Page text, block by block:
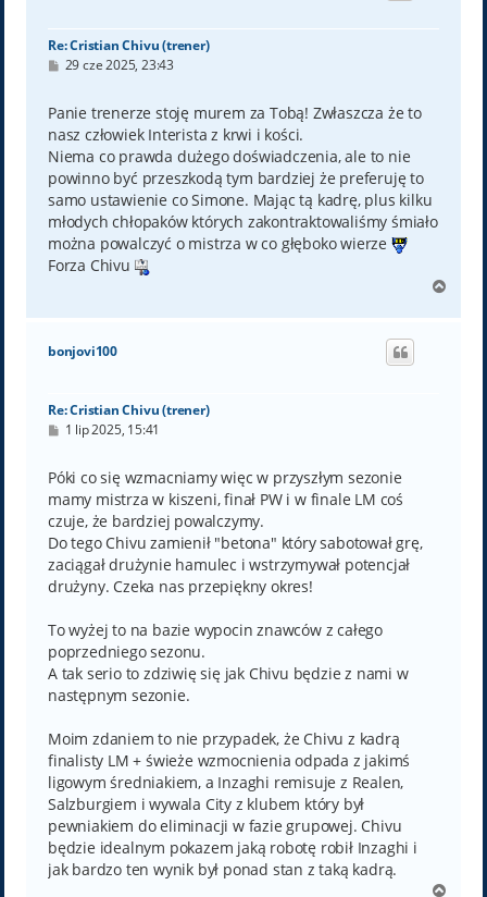
Re: Cristian Chivu (trener)
P
t
29 cze 2025, 23:43
Panie trenerze stoję murem za Tobą! Zwłaszcza że to
nasz człowiek Interista z krwi i kości.
Niema co prawda dużego doświadczenia, ale to nie
powinno być przeszkodą tym bardziej że preferuję to
samo ustawienie co Simone. Mając tą kadrę, plus kilku
młodych chłopaków których zakontraktowaliśmy śmiało
można powalczyć o mistrza w co głęboko wierze
Forza Chivu
g
bonjovi100
Re: Cristian Chivu (trener)
P
t
1 lip 2025, 15:41
Póki co się wzmacniamy więc w przyszłym sezonie
mamy mistrza w kiszeni, finał PW i w finale LM coś
czuje, że bardziej powalczymy.
Do tego Chivu zamienił "betona" który sabotował grę,
zaciągał drużynie hamulec i wstrzymywał potencjał
drużyny. Czeka nas przepiękny okres!
To wyżej to na bazie wypocin znawców z całego
poprzedniego sezonu.
A tak serio to zdziwię się jak Chivu będzie z nami w
następnym sezonie.
Moim zdaniem to nie przypadek, że Chivu z kadrą
finalisty LM + świeże wzmocnienia odpada z jakimś
ligowym średniakiem, a Inzaghi remisuje z Realen,
Salzburgiem i wywala City z klubem który był
pewniakiem do eliminacji w fazie grupowej. Chivu
będzie idealnym pokazem jaką robotę robił Inzaghi i
jak bardzo ten wynik był ponad stan z taką kadrą.